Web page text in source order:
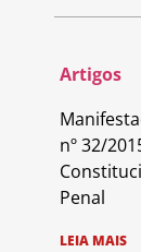
Artigos
nº 32/
Penal
LEIA MAIS